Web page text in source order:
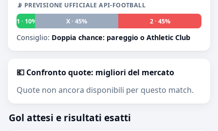
📡 PREVISIONE UFFICIALE API-FOOTBALL
1 · 10%
X · 45% 2 · 45%
Consiglio: Doppia chance: pareggio o Athletic Club
💶 Confronto quote: migliori del mercato
Quote non ancora disponibili per questo match.
Gol attesi e risultati esatti